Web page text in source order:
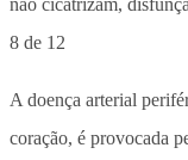
8 de 12
A doença arterial
coração, é provocada